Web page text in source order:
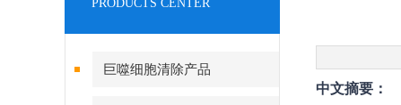
PRODUCTS CENTER
巨噬细胞清除产品
中文摘要：